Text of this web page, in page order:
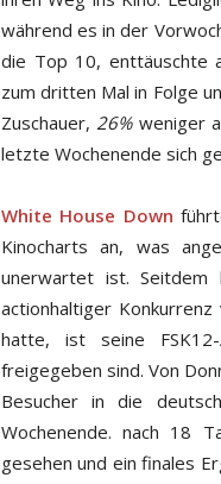
während es in der
die Top 10, enttäuschte
zum dritten Mal in Folge
Zuschauer, 26%weniger
letzte Wochenende sich
White House Down
Kinocharts an, was
unerwartet ist.
actionhaltiger Konkurrenz
hatte, ist seine
freigegeben sind. Von
Besucher in die
Wochenende. nach 18
gesehen und ein finales